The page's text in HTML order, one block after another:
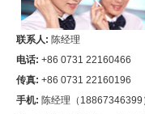
联系人: 陈经理
电话: +86 0731 22160466
传真: +86 0731 22160196
手机: 陈经理（18867346399